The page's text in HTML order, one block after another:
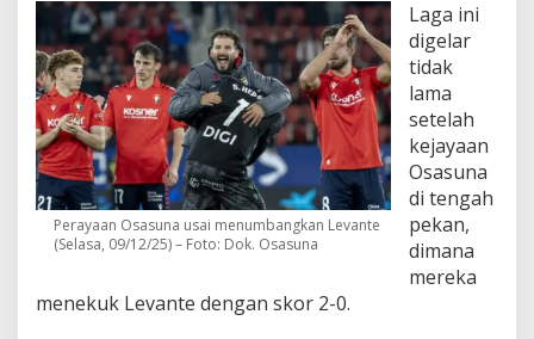
Perayaan Osasuna usai menumbangkan Levante
(Selasa, 09/12/25) – Foto: Dok. Osasuna
Laga ini
digelar
tidak
lama
setelah
kejayaan
Osasuna
di tengah
pekan,
dimana
mereka
menekuk Levante dengan skor 2-0.